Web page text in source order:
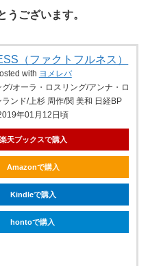
うございます。
（ファクトフルネス）
with ヨメレバ
/オーラ・ロスリング/アンナ・ロ
ンド/上杉 周作/関 美和 日経BP
年01月12日頃
楽天ブックスで購入
Amazonで購入
Kindleで購入
hontoで購入